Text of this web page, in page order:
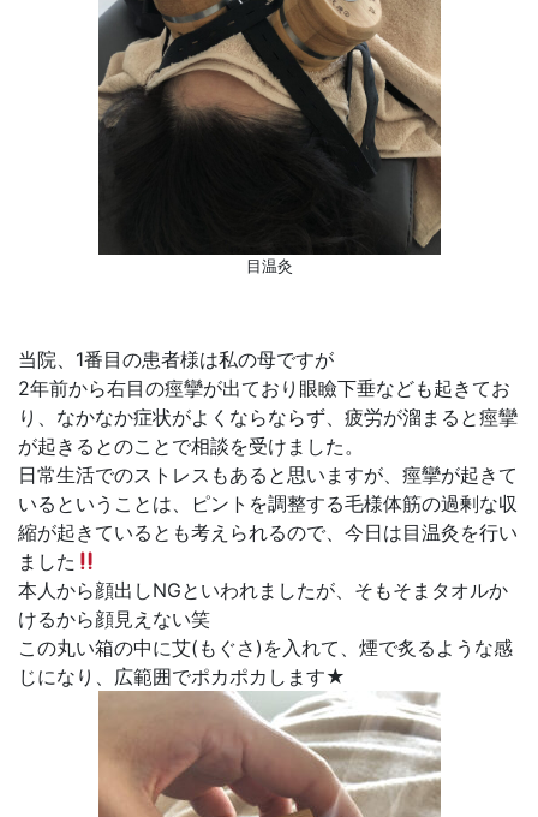
目温灸
当院、1番目の患者様は私の母ですが
2年前から右目の痙攣が出ており眼瞼下垂なども起きてお
り、なかなか症状がよくならならず、疲労が溜まると痙攣
が起きるとのことで相談を受けました。
日常生活でのストレスもあると思いますが、痙攣が起きて
いるということは、ピントを調整する毛様体筋の過剰な収
縮が起きているとも考えられるので、今日は目温灸を行い
ました
本人から顔出しNGといわれましたが、そもそまタオルか
けるから顔見えない笑
この丸い箱の中に艾(もぐさ)を入れて、煙で炙るような感
じになり、広範囲でポカポカします★